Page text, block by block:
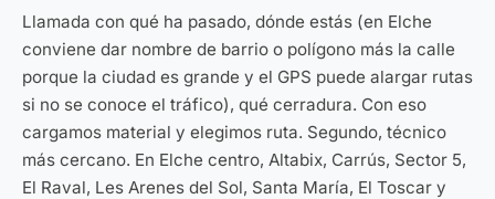
Llamada con qué ha pasado, dónde estás (en Elche
conviene dar nombre de barrio o polígono más la calle
porque la ciudad es grande y el GPS puede alargar rutas
si no se conoce el tráfico), qué cerradura. Con eso
cargamos material y elegimos ruta. Segundo, técnico
más cercano. En Elche centro, Altabix, Carrús, Sector 5,
El Raval, Les Arenes del Sol, Santa María, El Toscar y